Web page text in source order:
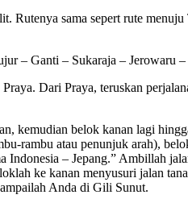
Rutenya sama sepert rute
– Ganti – Sukaraja – Jerowaru
Dari Praya, teruskan
kemudian belok kanan lagi
rambu atau penunjuk arah),
Indonesia – Jepang.” Ambillah
ke kanan menyusuri jalan
Anda di Gili Sunut.